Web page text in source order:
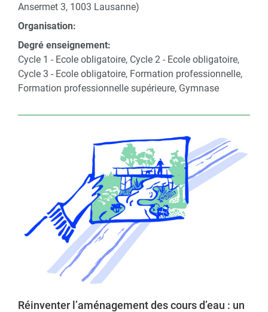
Ansermet 3, 1003 Lausanne)
Organisation:
Degré enseignement:
Cycle 1 - Ecole obligatoire, Cycle 2 - Ecole obligatoire,
Cycle 3 - Ecole obligatoire, Formation professionnelle,
Formation professionnelle supérieure, Gymnase
Réinventer l’aménagement des cours d’eau : un